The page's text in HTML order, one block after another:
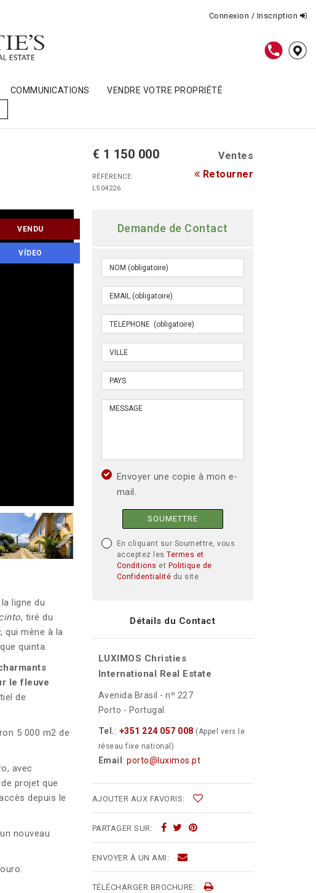
Connexion / Inscription
COMMUNICATIONS
VENDRE VOTRE PROPRIÉTÉ
€ 1 150 000 Ventes
RÉFÉRENCE:
LS04226
Retourner
VENDU
VÍDEO
ligne du
, tiré du
, qui mène à la
quinta.
le fleuve
de
5 000 m2 de
avec
projet que
depuis le
nouveau
Demande de Contact
Envoyer une copie à mon e-
mail.
SOUMETTRE
En cliquant sur Soumettre, vous
acceptez les Termes et
Conditions et Politique de
Confidentialité du site
Détails du Contact
LUXIMOS Christies
International Real Estate
Avenida Brasil - nº 227
Porto - Portugal
Tel.: +351 224 057 008 (Appel vers le
réseau fixe national)
Email : porto@luximos.pt
AJOUTER AUX FAVORIS:
PARTAGER SUR:
ENVOYER À UN AMI:
TÉLÉCHARGER BROCHURE: